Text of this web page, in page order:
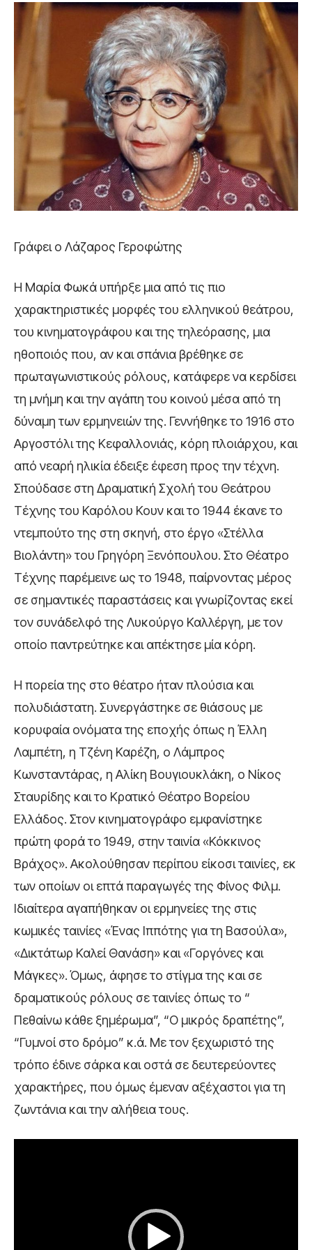
Γράφει ο Λάζαρος Γεροφώτης
Η Μαρία Φωκά υπήρξε μια από τις πιο
χαρακτηριστικές μορφές του ελληνικού θεάτρου,
του κινηματογράφου και της τηλεόρασης, μια
ηθοποιός που, αν και σπάνια βρέθηκε σε
πρωταγωνιστικούς ρόλους, κατάφερε να κερδίσει
τη μνήμη και την αγάπη του κοινού μέσα από τη
δύναμη των ερμηνειών της. Γεννήθηκε το 1916 στο
Αργοστόλι της Κεφαλλονιάς, κόρη πλοιάρχου, και
από νεαρή ηλικία έδειξε έφεση προς την τέχνη.
Σπούδασε στη Δραματική Σχολή του Θεάτρου
Τέχνης του Καρόλου Κουν και το 1944 έκανε το
ντεμπούτο της στη σκηνή, στο έργο «Στέλλα
Βιολάντη» του Γρηγόρη Ξενόπουλου. Στο Θέατρο
Τέχνης παρέμεινε ως το 1948, παίρνοντας μέρος
σε σημαντικές παραστάσεις και γνωρίζοντας εκεί
τον συνάδελφό της Λυκούργο Καλλέργη, με τον
οποίο παντρεύτηκε και απέκτησε μία κόρη.
Η πορεία της στο θέατρο ήταν πλούσια και
πολυδιάστατη. Συνεργάστηκε σε θιάσους με
κορυφαία ονόματα της εποχής όπως η Έλλη
Λαμπέτη, η Τζένη Καρέζη, ο Λάμπρος
Κωνσταντάρας, η Αλίκη Βουγιουκλάκη, ο Νίκος
Σταυρίδης και το Κρατικό Θέατρο Βορείου
Ελλάδος. Στον κινηματογράφο εμφανίστηκε
πρώτη φορά το 1949, στην ταινία «Κόκκινος
Βράχος». Ακολούθησαν περίπου είκοσι ταινίες, εκ
των οποίων οι επτά παραγωγές της Φίνος Φιλμ.
Ιδιαίτερα αγαπήθηκαν οι ερμηνείες της στις
κωμικές ταινίες «Ένας Ιππότης για τη Βασούλα»,
«Δικτάτωρ Καλεί Θανάση» και «Γοργόνες και
Μάγκες». Όμως, άφησε το στίγμα της και σε
δραματικούς ρόλους σε ταινίες όπως το “
Πεθαίνω κάθε ξημέρωμα”, “Ο μικρός δραπέτης”,
“Γυμνοί στο δρόμο” κ.ά. Με τον ξεχωριστό της
τρόπο έδινε σάρκα και οστά σε δευτερεύοντες
χαρακτήρες, που όμως έμεναν αξέχαστοι για τη
ζωντάνια και την αλήθεια τους.